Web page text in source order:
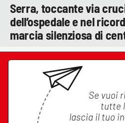
Serra, toccante via
dell’ospedale e nel
marcia silenziosa di
Se vuoi
tutte
lascia il tuo